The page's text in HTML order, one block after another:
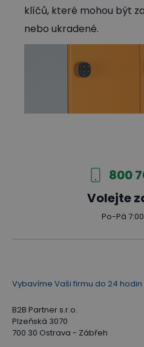
klíčů, které mohou být
nebo ukradené.
800
Volejte
Po-Pá
Vybavíme Vaši firmu do 24 hodin
B2B Partner s.r.o.
Plzeňská 3070
700 30 Ostrava - Zábřeh